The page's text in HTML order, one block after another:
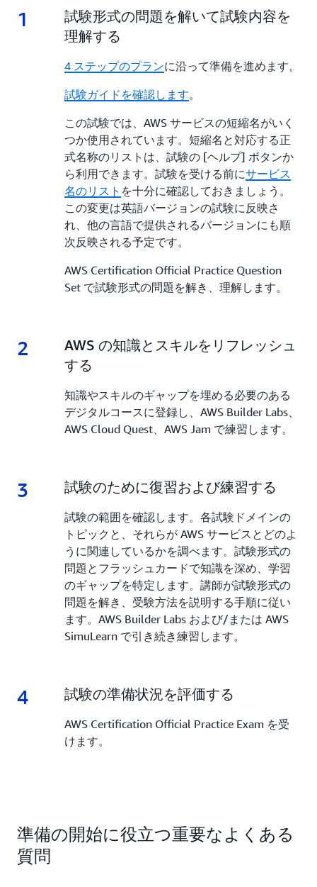
1 1.
試験形式の問題を解いて試験内容を
理解する
4 ステップのプランに沿って準備を進めます。
試験ガイドを確認します。
この試験では、AWS サービスの短縮名がいく
つか使用されています。短縮名と対応する正
式名称のリストは、試験の [ヘルプ] ボタンか
ら利用できます。試験を受ける前にサービス
名のリスト を十分に確認しておきましょう。
この変更は英語バージョンの試験に反映さ
れ、他の言語で提供されるバージョンにも順
次反映される予定です。
AWS Certification Official Practice Question
Set で試験形式の問題を解き、理解します。
2 2.
AWS の知識とスキルをリフレッシュ
する
知識やスキルのギャップを埋める必要のある
デジタルコースに登録し、AWS Builder Labs、
AWS Cloud Quest、AWS Jam で練習します。
3 3.
試験のために復習および練習する
試験の範囲を確認します。各試験ドメインの
トピックと、それらが AWS サービスとどのよ
うに関連しているかを調べます。試験形式の
問題とフラッシュカードで知識を深め、学習
のギャップを特定します。講師が試験形式の
問題を解き、受験方法を説明する手順に従い
ます。AWS Builder Labs および/または AWS
SimuLearn で引き続き練習します。
4 4.
試験の準備状況を評価する
AWS Certification Official Practice Exam を受
けます。
準備の開始に役立つ重要なよくある
質問